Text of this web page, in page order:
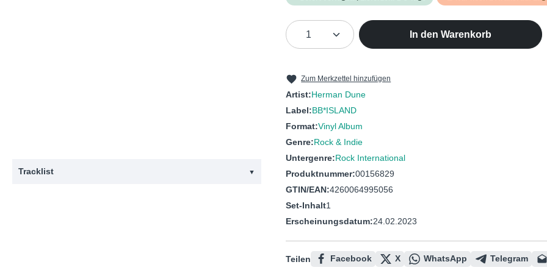
Tracklist ▼
Produkt Anzahl: Gib den gewünschten
In den Warenkorb
Zum Merkzettel hinzufügen
Artist:Herman Dune
Label:BB*ISLAND
Format:Vinyl Album
Genre:Rock & Indie
Untergenre:Rock International
Produktnummer:00156829
GTIN/EAN:4260064995056
Set-Inhalt1
Erscheinungsdatum:24.02.2023
Teilen Facebook X WhatsApp Telegram